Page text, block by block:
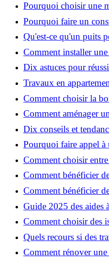
Pourquoi choisir une
d’œuvre pour réussir
Pourquoi faire un
Qu'est-ce qu'un puits
Comment installer
coût, étapes et conseils ?
Dix astuces pour
appartement
Travaux en
et bonnes pratiques
Comment choisir la
décoration et éviter les
Comment aménager
combles en espace
Dix conseils et
de la maison
Pourquoi faire appel à
pour garantir la
Comment choisir
permis de construire
Comment bénéficier
énergétique à Grenoble
Comment bénéficier
rénovation énergétique
Guide 2025 des aides
Voiron :
Comment choisir des
rénovation écologique ?
Quels recours si des
Comment rénover